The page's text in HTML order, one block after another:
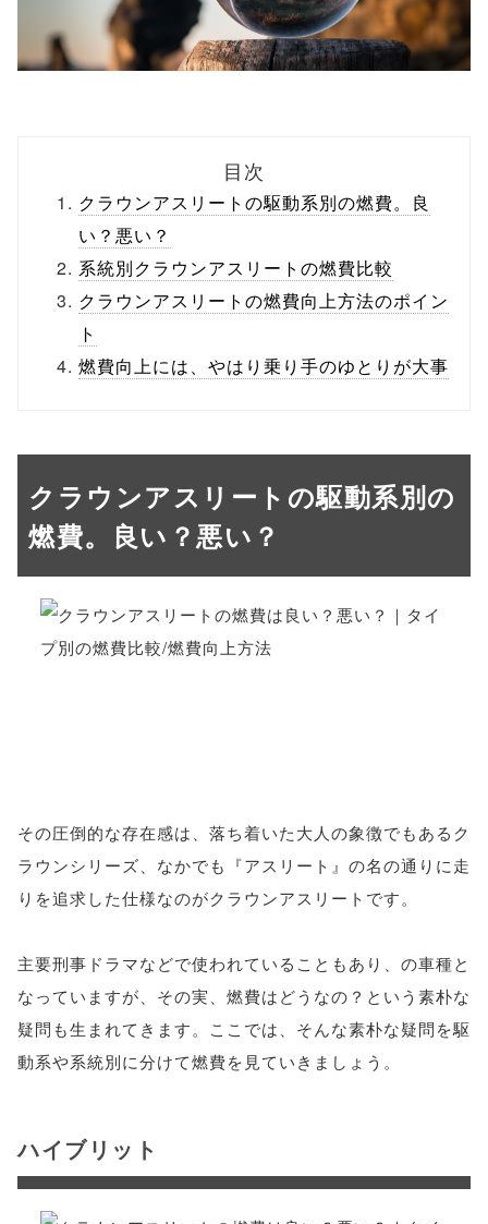
目次
クラウンアスリートの駆動系別の燃費。良
い？悪い？
系統別クラウンアスリートの燃費比較
クラウンアスリートの燃費向上方法のポイン
ト
燃費向上には、やはり乗り手のゆとりが大事
クラウンアスリートの駆動系別の
燃費。良い？悪い？
その圧倒的な存在感は、落ち着いた大人の象徴でもあるク
ラウンシリーズ、なかでも『アスリート』の名の通りに走
りを追求した仕様なのがクラウンアスリートです。
主要刑事ドラマなどで使われていることもあり、の車種と
なっていますが、その実、燃費はどうなの？という素朴な
疑問も生まれてきます。ここでは、そんな素朴な疑問を駆
動系や系統別に分けて燃費を見ていきましょう。
ハイブリット